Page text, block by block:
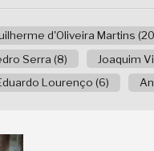
d'Oliveira Martins
Serra (8) Joaquim
Lourenço (6)